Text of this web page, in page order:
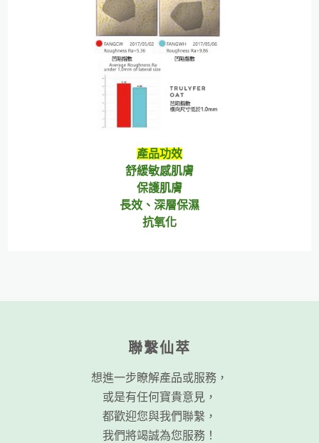
產品功效
舒緩敏感肌膚
保護肌膚
長效、深層保濕
抗氧化
聯繫仙萃
想進一步瞭解產品或服務，
或是有任何寶貴意見，
都歡迎您與我們聯繫，
我們將竭誠為您服務！